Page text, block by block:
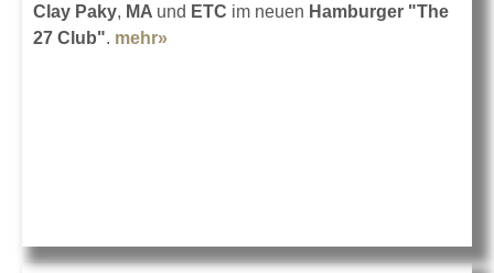
Clay Paky, MA und ETC im neuen Hamburger "The
27 Club". mehr»